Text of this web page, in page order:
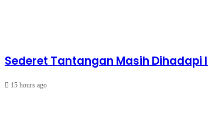
Sederet Tantangan Masih Dihadapi
15 hours ago